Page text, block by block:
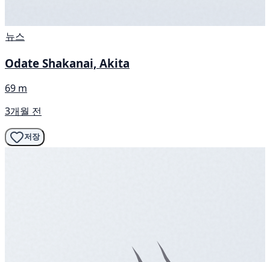
뉴스
Odate Shakanai, Akita
69 m
3개월 전
저장